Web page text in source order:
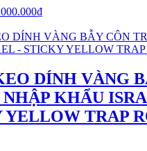
₫
DÍNH VÀNG
KHẨU
YELLOW TRAP